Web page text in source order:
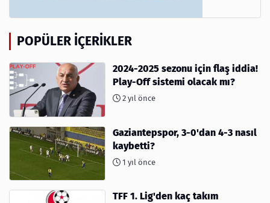
POPÜLER İÇERIKLER
2024-2025 sezonu için flaş iddia!
Play-Off sistemi olacak mı?
2 yıl önce
Gaziantepspor, 3-0'dan 4-3 nasıl
kaybetti?
1 yıl önce
TFF 1. Lig'den kaç takım